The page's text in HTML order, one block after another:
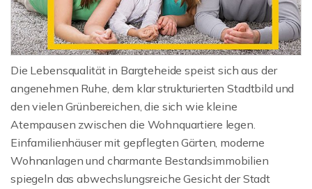
Die Lebensqualität in Bargteheide speist sich aus der
angenehmen Ruhe, dem klar strukturierten Stadtbild und
den vielen Grünbereichen, die sich wie kleine
Atempausen zwischen die Wohnquartiere legen.
Einfamilienhäuser mit gepflegten Gärten, moderne
Wohnanlagen und charmante Bestandsimmobilien
spiegeln das abwechslungsreiche Gesicht der Stadt